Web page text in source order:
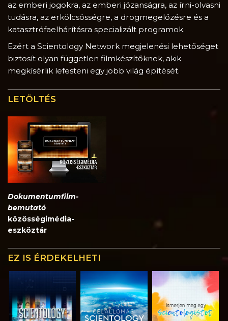
az emberi jogokra, az emberi józanságra, az írni-olvasni
tudásra, az erkölcsösségre, a drogmegelőzésre és a
katasztrófaelhárításra specializált programok.
Ezért a Scientology Network megjelenési lehetőséget
biztosít olyan független filmkészítőknek, akik
megkísérlik lefesteni egy jobb világ építését.
LETÖLTÉS
Dokumentumfilm-
bemutató
közösségimédia-
eszköztár
EZ IS ÉRDEKELHETI